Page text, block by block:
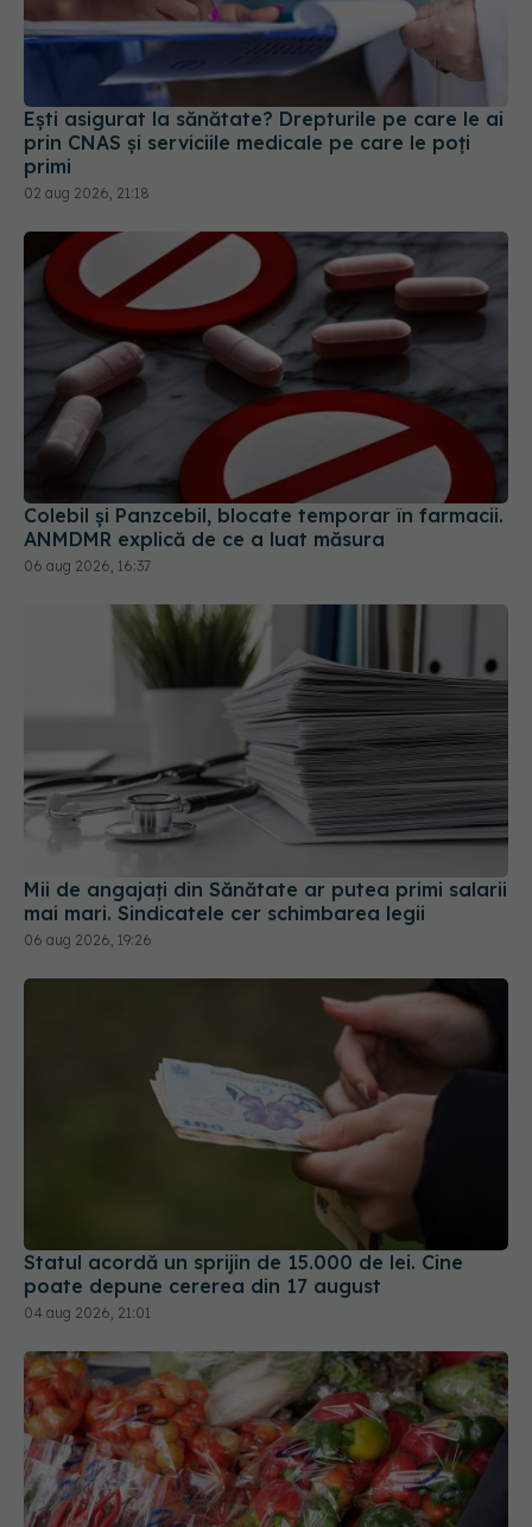
Ești asigurat la sănătate? Drepturile pe care le ai
prin CNAS și serviciile medicale pe care le poți
02 aug 2026, 21:18
Colebil și Panzcebil, blocate temporar în farmacii.
ANMDMR explică de ce a luat măsura
06 aug 2026, 16:37
Mii de angajați din Sănătate ar putea primi salarii
mai mari. Sindicatele cer schimbarea legii
06 aug 2026, 19:26
Statul acordă un sprijin de 15.000 de lei. Cine
poate depune cererea din 17 august